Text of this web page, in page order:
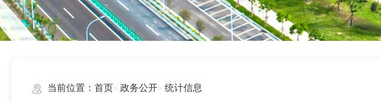
当前位置： 首页 政务公开 统计信息